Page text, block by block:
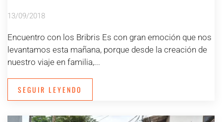
13/09/2018
Encuentro con los Bribris Es con gran emoción que nos
levantamos esta mañana, porque desde la creación de
nuestro viaje en familia,...
SEGUIR LEYENDO